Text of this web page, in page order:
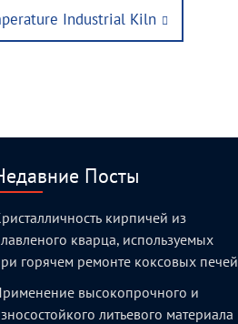
Industrial Kiln
Посты
кирпичей из
кварца, используемых
горячем ремонте коксовых печей
высокопрочного и
литьевого материала